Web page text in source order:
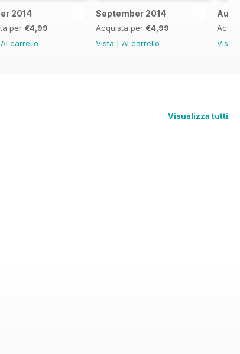
2014
per €4,99
Al carrello
September 2014
Acquista per €4,99
Vista
Al carrello
Vista
Visualizza tutti